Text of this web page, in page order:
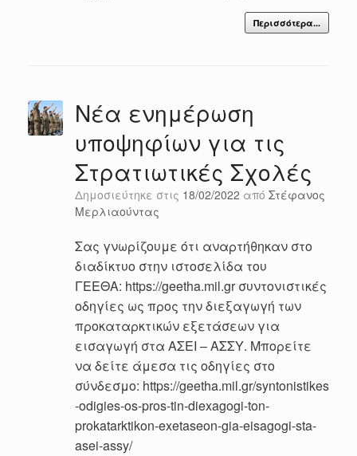
Περισσότερα...
Νέα ενημέρωση
υποψηφίων για τις
Στρατιωτικές Σχολές
Δημοσιεύτηκε στις 18/02/2022 από Στέφανος
Μερλιαούντας
Σας γνωρίζουμε ότι αναρτήθηκαν στο
διαδίκτυο στην ιστοσελίδα του
ΓΕΕΘΑ: https://geetha.mil.gr συντονιστικές
οδηγίες ως προς την διεξαγωγή των
προκαταρκτικών εξετάσεων για
εισαγωγή στα ΑΣΕΙ – ΑΣΣΥ. Μπορείτε
να δείτε άμεσα τις οδηγίες στο
σύνδεσμο: https://geetha.mil.gr/syntonistikes
-odigies-os-pros-tin-diexagogi-ton-
prokatarktikon-exetaseon-gia-eisagogi-sta-
asei-assy/